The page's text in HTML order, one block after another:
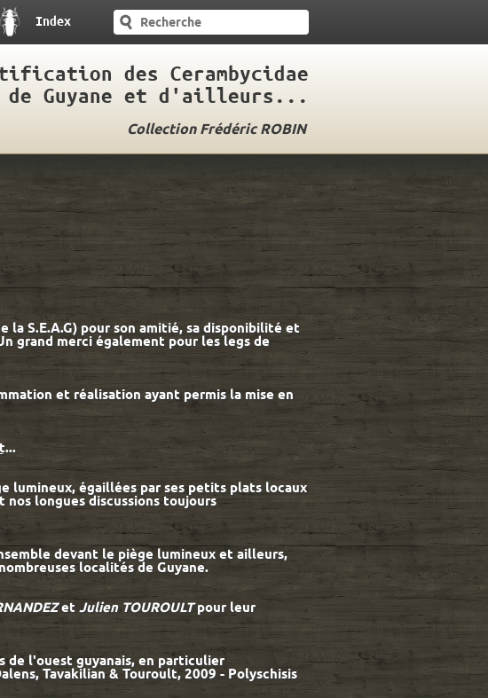
Index
des Cerambycidae
de Guyane et d'ailleurs...
Collection Frédéric ROBIN
la S.E.A.G) pour son amitié, sa disponibilité et
grand merci également pour les legs de
et réalisation ayant permis la mise en
...
lumineux, égaillées par ses petits plats locaux
longues discussions toujours
devant le piège lumineux et ailleurs,
localités de Guyane.
et Julien TOUROULTpour leur
de l'ouest guyanais, en particulier
Tavakilian & Touroult, 2009 - Polyschisis